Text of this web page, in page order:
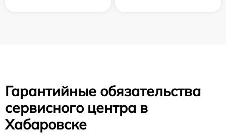
Гарантийные обязательства
сервисного центра в
Хабаровске